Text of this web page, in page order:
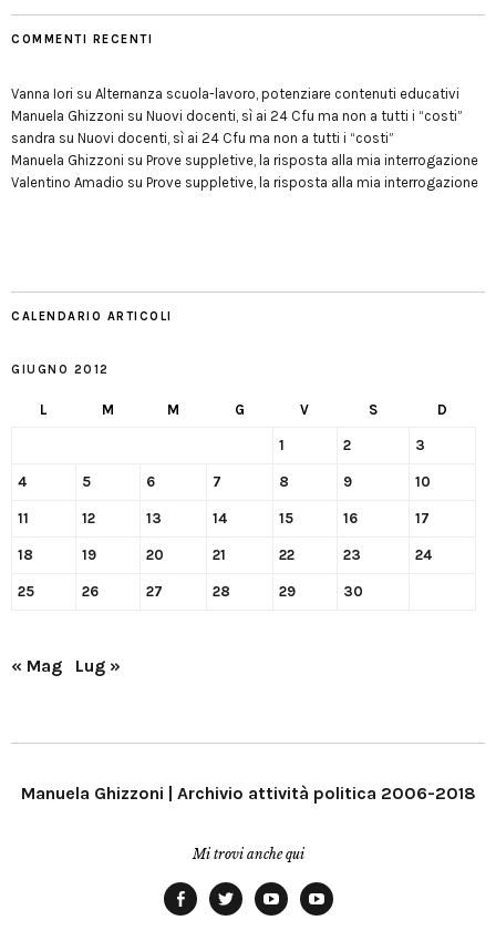
COMMENTI RECENTI
Vanna Iori su Alternanza scuola-lavoro, potenziare contenuti educativi
Manuela Ghizzoni su Nuovi docenti, sì ai 24 Cfu ma non a tutti i “costi”
sandra su Nuovi docenti, sì ai 24 Cfu ma non a tutti i “costi”
Manuela Ghizzoni su Prove suppletive, la risposta alla mia interrogazione
Valentino Amadio su Prove suppletive, la risposta alla mia interrogazione
CALENDARIO ARTICOLI
GIUGNO 2012
L M M G V S D
1 2 3
4 5 6 7 8 9 10
11 12 13 14 15 16 17
18 19 20 21 22 23 24
25 26 27 28 29 30
« Mag Lug »
Manuela Ghizzoni | Archivio attività politica 2006-2018
Mi trovi anche qui